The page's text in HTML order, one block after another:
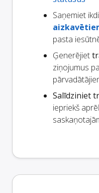
Saņemiet
pasta
Ģenerējiet
ziņojumus
Salīdziniet
iepriekš